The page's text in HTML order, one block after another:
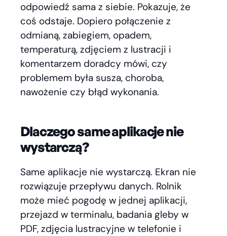
odpowiedź sama z siebie. Pokazuje, że
coś odstaje. Dopiero połączenie z
odmianą, zabiegiem, opadem,
temperaturą, zdjęciem z lustracji i
komentarzem doradcy mówi, czy
problemem była susza, choroba,
nawożenie czy błąd wykonania.
Dlaczego same aplikacje nie
wystarczą?
Same aplikacje nie wystarczą. Ekran nie
rozwiązuje przepływu danych. Rolnik
może mieć pogodę w jednej aplikacji,
przejazd w terminalu, badania gleby w
PDF, zdjęcia lustracyjne w telefonie i